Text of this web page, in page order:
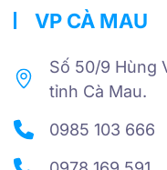
VP CÀ MAU
Số 50/9 Hùng
tỉnh Cà Mau.
0985 103 666